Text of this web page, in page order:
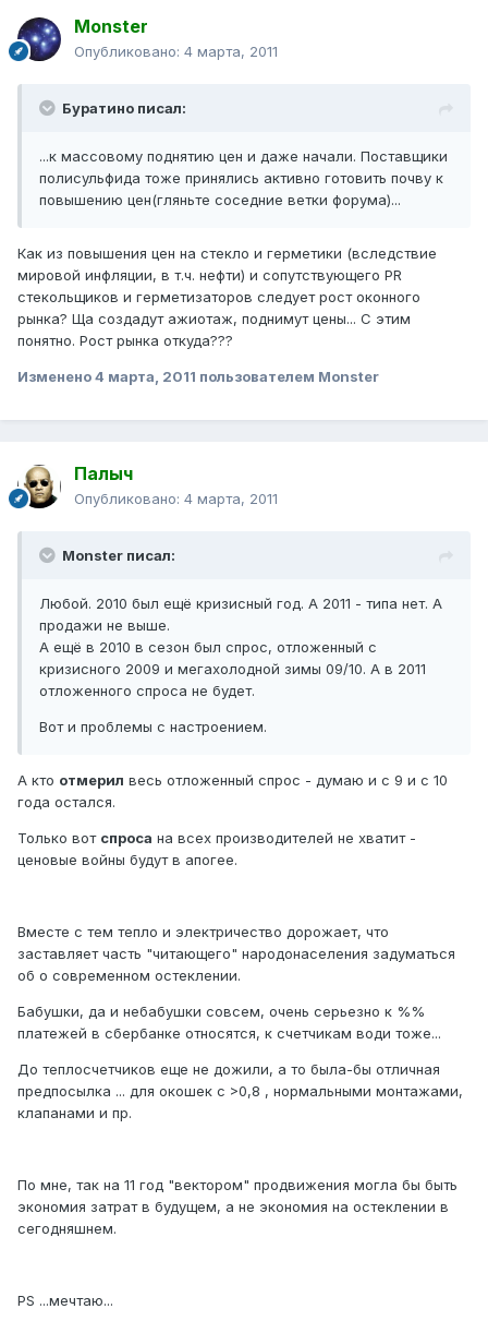
Monster
Опубликовано: 4 марта, 2011
Буратино писал:
...к массовому поднятию цен и даже начали. Поставщики
полисульфида тоже принялись активно готовить почву к
повышению цен(гляньте соседние ветки форума)...
Как из повышения цен на стекло и герметики (вследствие
мировой инфляции, в т.ч. нефти) и сопутствующего PR
стекольщиков и герметизаторов следует рост оконного
рынка? Ща создадут ажиотаж, поднимут цены... С этим
понятно. Рост рынка откуда???
Изменено4 марта, 2011 пользователем Monster
Палыч
Опубликовано: 4 марта, 2011
Monster писал:
Любой. 2010 был ещё кризисный год. А 2011 - типа нет. А
продажи не выше.
А ещё в 2010 в сезон был спрос, отложенный с
кризисного 2009 и мегахолодной зимы 09/10. А в 2011
отложенного спроса не будет.
Вот и проблемы с настроением.
А кто отмерил весь отложенный спрос - думаю и с 9 и с 10
года остался.
Только вот спроса на всех производителей не хватит -
ценовые войны будут в апогее.
Вместе с тем тепло и электричество дорожает, что
заставляет часть "читающего" народонаселения задуматься
об о современном остеклении.
Бабушки, да и небабушки совсем, очень серьезно к %%
платежей в сбербанке относятся, к счетчикам води тоже...
До теплосчетчиков еще не дожили, а то была-бы отличная
предпосылка ... для окошек с >0,8 , нормальными монтажами,
клапанами и пр.
По мне, так на 11 год "вектором" продвижения могла бы быть
экономия затрат в будущем, а не экономия на остеклении в
сегодняшнем.
PS ...мечтаю...